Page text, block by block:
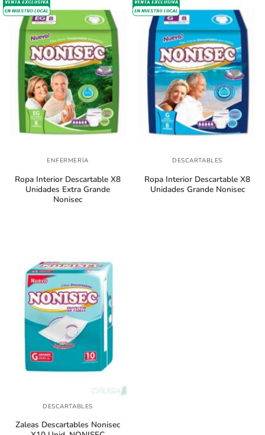
ENFERMERÍA
Ropa Interior Descartable X8
Unidades Extra Grande
Nonisec
DESCARTABLES
Ropa Interior Descartable X8
Unidades Grande Nonisec
DESCARTABLES
Zaleas Descartables Nonisec